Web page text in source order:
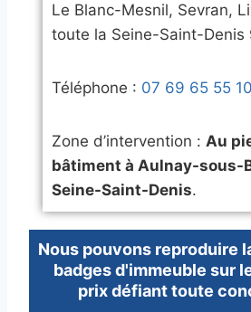
Le Blanc-Mesnil, Sevran,
toute la Seine-Saint-Denis
​Téléphone : 07 69 65 55 10
​Zone d’intervention : Au
bâtiment à Aulnay-sous-
Seine-Saint-Denis.
Nous pouvons reproduire
badges d'immeuble sur
prix défiant toute